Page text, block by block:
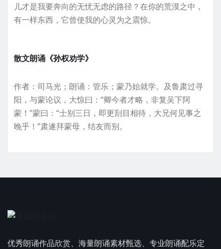
儿才是我要奔向的无忧无虑的路径？在你的荒漠之中，
有一样东西，它曾使我的心灵为之震惊。
散文朗诵《孙权劝学》
作者：司马光；朗诵：管乐；蒙乃始就学。及鲁肃过寻
阳，与蒙论议，大惊曰：“卿今者才略，非复吴下阿
蒙！”蒙曰：“士别三日，即更刮目相待，大兄何见事之
晚乎！”肃遂拜蒙母，结友而别。
优秀朗诵作品欣赏、海量朗诵素材甄选、专业朗诵配乐定